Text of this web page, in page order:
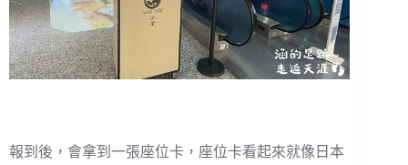
報到後，會拿到一張座位卡，座位卡看起來就像日本